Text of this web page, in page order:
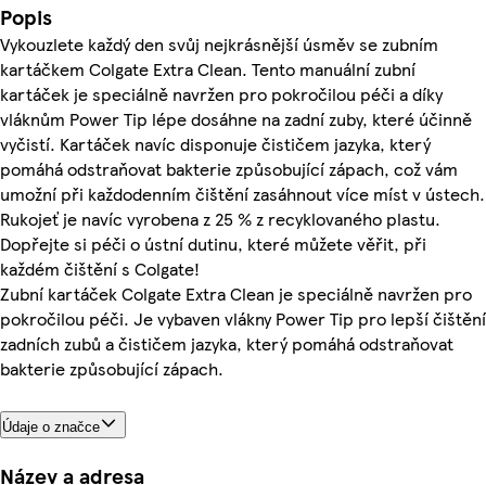
Popis
Vykouzlete každý den svůj nejkrásnější úsměv se zubním
kartáčkem Colgate Extra Clean. Tento manuální zubní
kartáček je speciálně navržen pro pokročilou péči a díky
vláknům Power Tip lépe dosáhne na zadní zuby, které účinně
vyčistí. Kartáček navíc disponuje čističem jazyka, který
pomáhá odstraňovat bakterie způsobující zápach, což vám
umožní při každodenním čištění zasáhnout více míst v ústech.
Rukojeť je navíc vyrobena z 25 % z recyklovaného plastu.
Dopřejte si péči o ústní dutinu, které můžete věřit, při
každém čištění s Colgate!
Zubní kartáček Colgate Extra Clean je speciálně navržen pro
pokročilou péči. Je vybaven vlákny Power Tip pro lepší čištění
zadních zubů a čističem jazyka, který pomáhá odstraňovat
bakterie způsobující zápach.
Údaje o značce
Název a adresa